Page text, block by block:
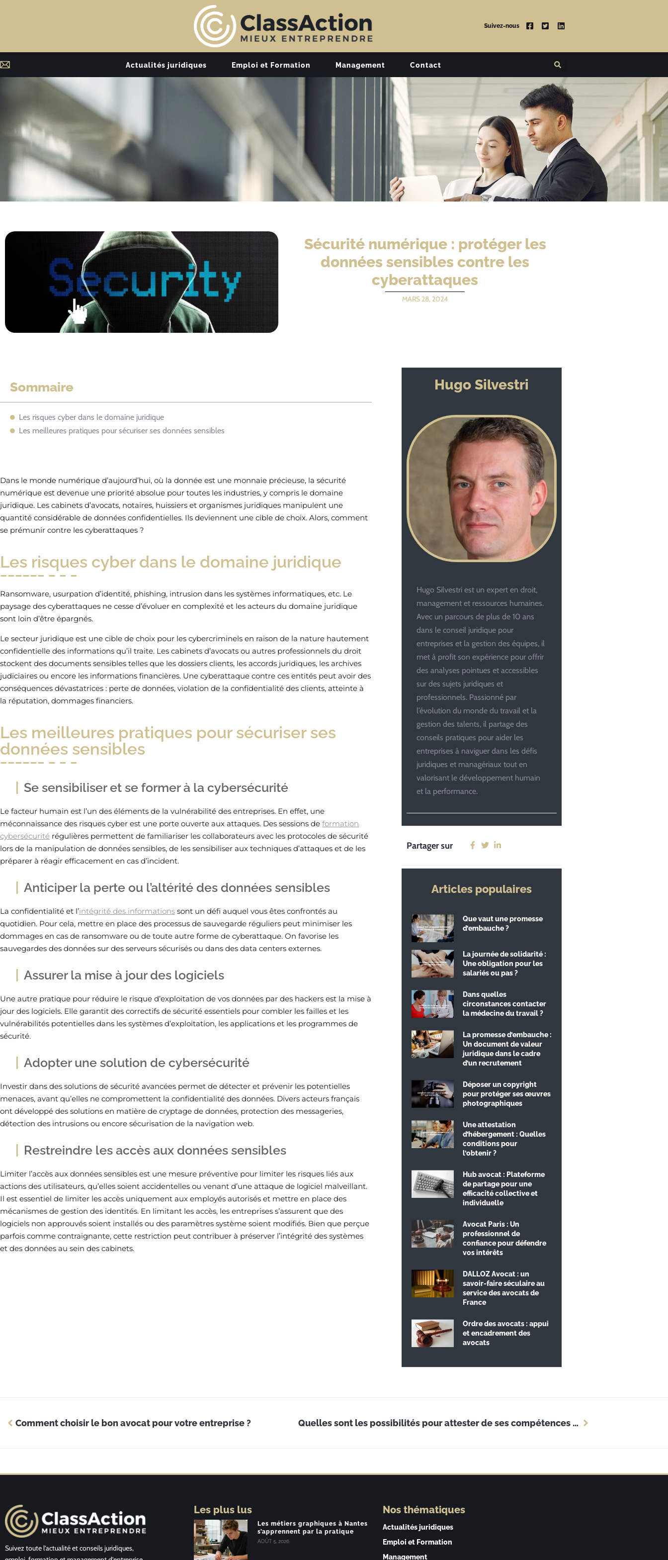
Suivez-nous
Actualités juridiques Emploi et Formation Management Contact
Sécurité numérique : protéger les
données sensibles contre les
cyberattaques
MARS 28, 2024
Sommaire
Les risques cyber dans le domaine juridique
Les meilleures pratiques pour sécuriser ses données sensibles
Dans le monde numérique d’aujourd’hui, où la donnée est une monnaie précieuse, la sécurité
numérique est devenue une priorité absolue pour toutes les industries, y compris le domaine
juridique. Les cabinets d’avocats, notaires, huissiers et organismes juridiques manipulent une
quantité considérable de données confidentielles. Ils deviennent une cible de choix. Alors, comment
se prémunir contre les cyberattaques ?
Les risques cyber dans le domaine juridique
Ransomware, usurpation d’identité, phishing, intrusion dans les systèmes informatiques, etc. Le
paysage des cyberattaques ne cesse d’évoluer en complexité et les acteurs du domaine juridique
sont loin d’être épargnés.
Le secteur juridique est une cible de choix pour les cybercriminels en raison de la nature hautement
confidentielle des informations qu’il traite. Les cabinets d’avocats ou autres professionnels du droit
stockent des documents sensibles telles que les dossiers clients, les accords juridiques, les archives
judiciaires ou encore les informations financières. Une cyberattaque contre ces entités peut avoir des
conséquences dévastatrices : perte de données, violation de la confidentialité des clients, atteinte à
la réputation, dommages financiers.
Les meilleures pratiques pour sécuriser ses
données sensibles
Se sensibiliser et se former à la cybersécurité
Le facteur humain est l’un des éléments de la vulnérabilité des entreprises. En effet, une
méconnaissance des risques cyber est une porte ouverte aux attaques. Des sessions de formation
cybersécurité régulières permettent de familiariser les collaborateurs avec les protocoles de sécurité
lors de la manipulation de données sensibles, de les sensibiliser aux techniques d’attaques et de les
préparer à réagir efficacement en cas d’incident.
Anticiper la perte ou l’altérité des données sensibles
La confidentialité et l’intégrité des informations sont un défi auquel vous êtes confrontés au
quotidien. Pour cela, mettre en place des processus de sauvegarde réguliers peut minimiser les
dommages en cas de ransomware ou de toute autre forme de cyberattaque. On favorise les
sauvegardes des données sur des serveurs sécurisés ou dans des data centers externes.
Assurer la mise à jour des logiciels
Une autre pratique pour réduire le risque d’exploitation de vos données par des hackers est la mise à
jour des logiciels. Elle garantit des correctifs de sécurité essentiels pour combler les failles et les
vulnérabilités potentielles dans les systèmes d’exploitation, les applications et les programmes de
sécurité.
Adopter une solution de cybersécurité
Investir dans des solutions de sécurité avancées permet de détecter et prévenir les potentielles
menaces, avant qu’elles ne compromettent la confidentialité des données. Divers acteurs français
ont développé des solutions en matière de cryptage de données, protection des messageries,
détection des intrusions ou encore sécurisation de la navigation web.
Restreindre les accès aux données sensibles
Limiter l’accès aux données sensibles est une mesure préventive pour limiter les risques liés aux
actions des utilisateurs, qu’elles soient accidentelles ou venant d’une attaque de logiciel malveillant.
Il est essentiel de limiter les accès uniquement aux employés autorisés et mettre en place des
mécanismes de gestion des identités. En limitant les accès, les entreprises s’assurent que des
logiciels non approuvés soient installés ou des paramètres système soient modifiés. Bien que perçue
parfois comme contraignante, cette restriction peut contribuer à préserver l’intégrité des systèmes
et des données au sein des cabinets.
Hugo Silvestri
Hugo Silvestri est un expert en droit,
management et ressources humaines.
Avec un parcours de plus de 10 ans
dans le conseil juridique pour
entreprises et la gestion des équipes, il
met à profit son expérience pour offrir
des analyses pointues et accessibles
sur des sujets juridiques et
professionnels. Passionné par
l’évolution du monde du travail et la
gestion des talents, il partage des
conseils pratiques pour aider les
entreprises à naviguer dans les défis
juridiques et managériaux tout en
valorisant le développement humain
et la performance.
Partager sur
Articles populaires
Que vaut une promesse
d’embauche ?
La journée de solidarité :
Une obligation pour les
salariés ou pas ?
Dans quelles
circonstances contacter
la médecine du travail ?
La promesse d’embauche :
Un document de valeur
juridique dans le cadre
d’un recrutement
Déposer un copyright
pour protéger ses œuvres
photographiques
Une attestation
d’hébergement : Quelles
conditions pour
l’obtenir ?
Hub avocat : Plateforme
de partage pour une
efficacité collective et
individuelle
Avocat Paris : Un
professionnel de
confiance pour défendre
vos intérêts
DALLOZ Avocat : un
savoir-faire séculaire au
service des avocats de
France
Ordre des avocats : appui
et encadrement des
avocats
Comment choisir le bon avocat pour votre entreprise ? Quelles sont les possibilités pour attester de ses compétences en cybersécurité ?
Suivez toute l’actualité et conseils juridiques,
Les plus lus
Les métiers graphiques à Nantes
s’apprennent par la pratique
AOÛT 5, 2026
Nos thématiques
Actualités juridiques
Emploi et Formation
Management